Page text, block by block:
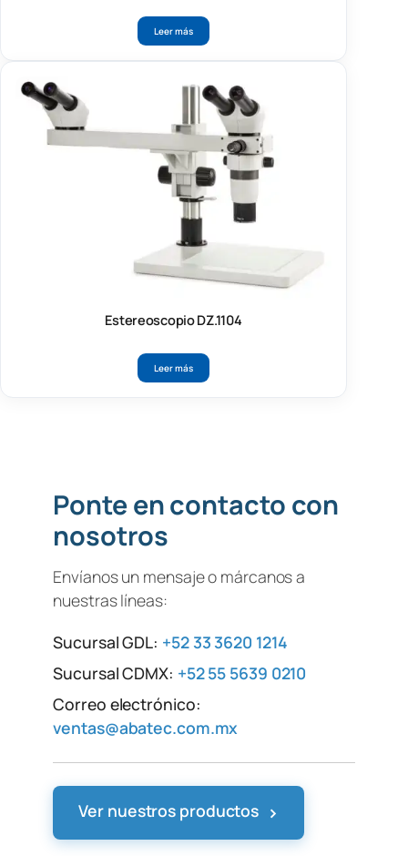
Leer más
Estereoscopio DZ.1104
Leer más
Ponte en contacto con
nosotros
Envíanos un mensaje o márcanos a
nuestras líneas:
Sucursal GDL: +52 33 3620 1214
Sucursal CDMX: +52 55 5639 0210
Correo electrónico:
ventas@abatec.com.mx
Ver nuestros productos ›